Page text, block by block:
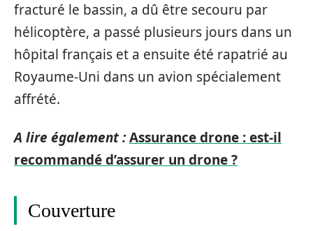
fracturé le bassin, a dû être secouru par
hélicoptère, a passé plusieurs jours dans un
hôpital français et a ensuite été rapatrié au
Royaume-Uni dans un avion spécialement
affrété.
A lire également :Assurance drone : est-il
recommandé d’assurer un drone ?
Couverture